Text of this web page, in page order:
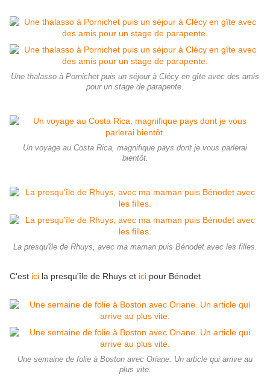
Une thalasso à Pornichet puis un séjour à Clécy en gîte avec des amis
pour un stage de parapente.
Un voyage au Costa Rica, magnifique pays dont je vous parlerai
bientôt.
La presqu'île de Rhuys, avec ma maman puis Bénodet avec les filles.
C'est ici la presqu'île de Rhuys et ici pour Bénodet
Une semaine de folie à Boston avec Oriane. Un article qui arrive au
plus vite.